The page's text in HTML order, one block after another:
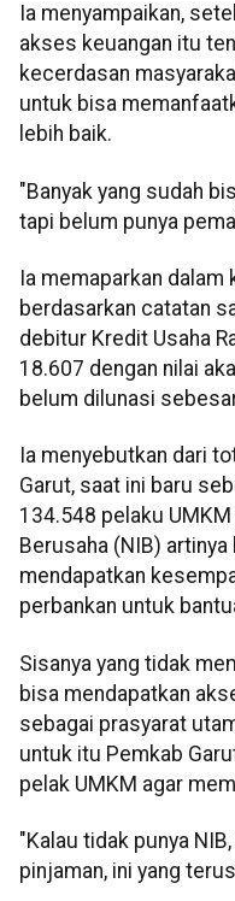
Ia menyampaikan,
akses keuangan itu
kecerdasan
untuk bisa
lebih baik.
"Banyak yang sudah
tapi belum punya
Ia memaparkan
berdasarkan catatan
debitur Kredit Usaha
18.607 dengan nilai
belum dilunasi
Ia menyebutkan dari
Garut, saat ini baru
134.548 pelaku
Berusaha (NIB)
mendapatkan
perbankan untuk
Sisanya yang tidak
bisa mendapatkan
sebagai prasyarat
untuk itu Pemkab
pelak UMKM agar
"Kalau tidak punya
pinjaman, ini yang